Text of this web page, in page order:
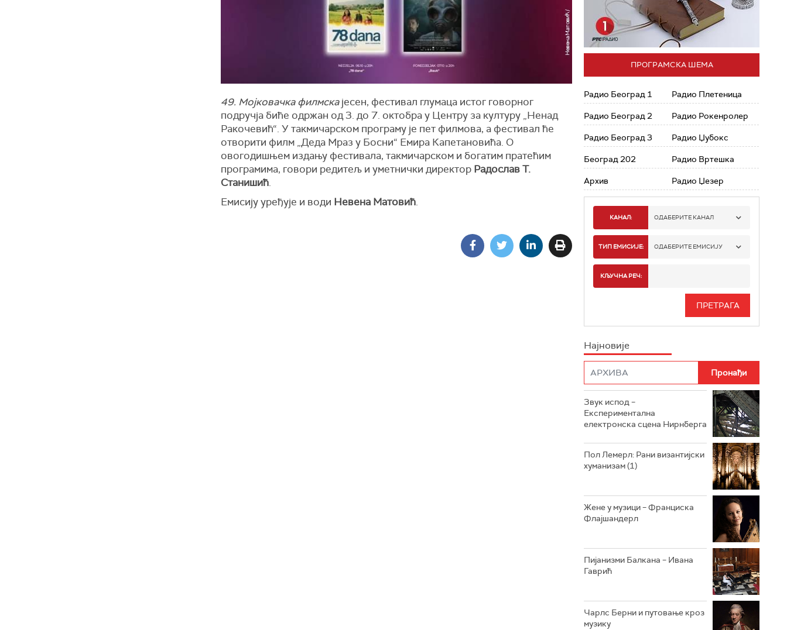
49. Мојковачка филмскајесен, фестивал глумаца истог говорног
подручја биће одржан од 3. до 7. октобра у Центру за културу „Ненад
Ракочевић“. У такмичарском програму је пет филмова, а фестивал ће
отворити филм „Деда Мраз у Босни“ Емира Капетановића. О
овогодишњем издању фестивала, такмичарском и богатим пратећим
програмима, говори редитељ и уметнички директор Радослав Т.
Станишић.
Емисију уређује и води Невена Матовић.
ПРОГРАМСКА ШЕМА
Радио Београд 1
Радио Београд 2
Радио Београд 3
Београд 202
Архив
Радио Плетеница
Радио Рокенролер
Радио Џубокс
Радио Вртешка
Радио Џезер
КАНАЛ: ОДАБЕРИТЕ КАНАЛ
РАДИО БЕОГРАД 1
РАДИО БЕОГРАД 3
РАДИО РОКЕНРОЛЕР
РАДИО ЏУБОКС
РАДИО ВРТЕШКА
РАДИО ЏЕЗЕР
ТИП ЕМИСИЈЕ: ОДАБЕРИТЕ ЕМИСИЈУ
ИНФО
КЉУЧНА РЕЧ:
Најновије
Звук испод –
Експериментална
електронска сцена Нирнберга
Пол Лемерл: Рани византијски
хуманизам (1)
Жене у музици – Франциска
Флајшандерл
Пијанизми Балкана – Ивана
Гаврић
Чарлс Берни и путовање кроз
музику